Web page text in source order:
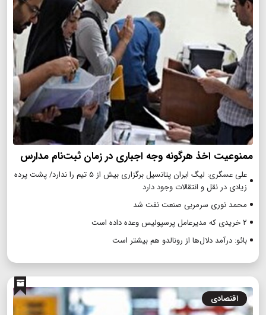
ممنوعیت اخذ هرگونه وجه اجباری در زمان ثبت‌نام مدارس
علی عسگری: لیگ ایران پتانسیل برگزاری بیش از ۵ تیم را ندارد/ پشت پرده
زیادی در نقل و انتقالات وجود دارد
محمد نوری سرمربی صنعت نفت شد
۲ خریدی که مدیرعامل پرسپولیس وعده داده است
بائو: درآمد دلال‌ها از رونالدو هم بیشتر است
اقتصادی